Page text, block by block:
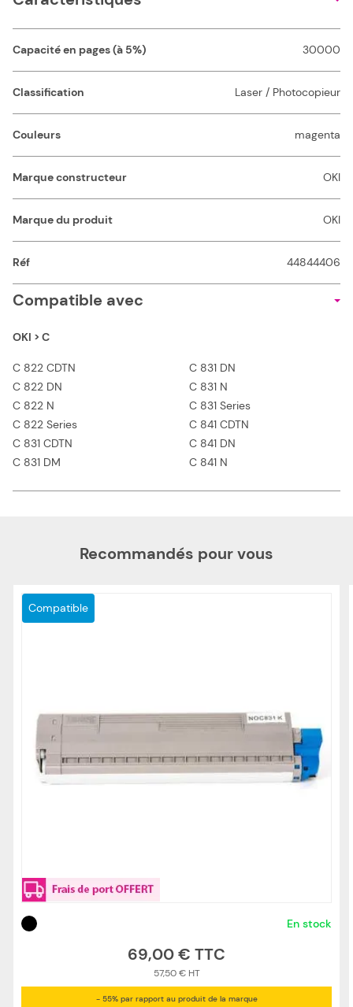
Capacité en pages (à 5%) 30000
Classification Laser / Photocopieur
Couleurs magenta
Marque constructeur OKI
Marque du produit OKI
Réf 44844406
Compatible avec
OKI > C
C 822 CDTN
C 822 DN
C 822 N
C 822 Series
C 831 CDTN
C 831 DM
C 831 DN
C 831 N
C 831 Series
C 841 CDTN
C 841 DN
C 841 N
Recommandés pour vous
Compatible
En stock
69,00 €
57,50 €
- 55% par rapport au produit de la marque